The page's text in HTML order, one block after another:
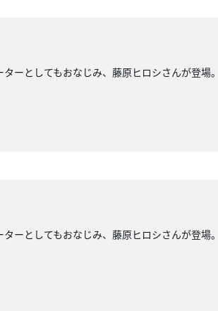
ーとしてもおなじみ、藤原ヒロシさんが登場
ーとしてもおなじみ、藤原ヒロシさんが登場